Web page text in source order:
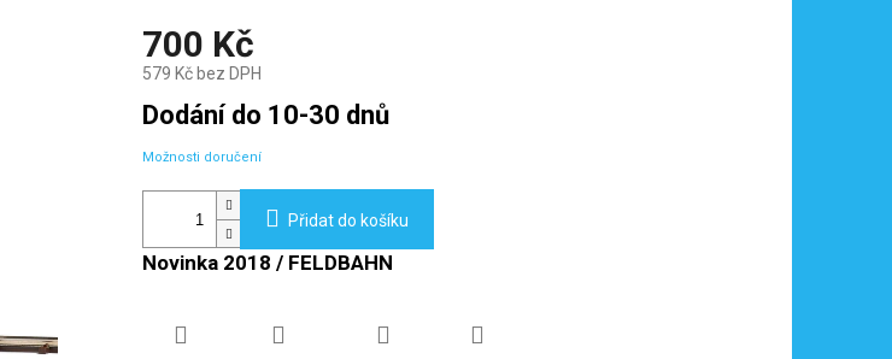
700 Kč
579 Kč bez DPH
Měrná
cena:
Dodání do 10-30 dnů
Možnosti doručení
Přidat do košíku
Novinka 2018 / FELDBAHN